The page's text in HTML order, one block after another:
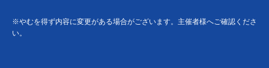
※やむを得ず内容に変更がある場合がございます。主催者様へご確認くださ
い。